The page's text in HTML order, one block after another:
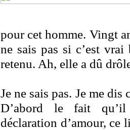
pour cet homme. Vingt
ne sais pas si c’est
retenu. Ah, elle a dû
Je ne sais pas. Je me dis
D’abord le fait qu’il
déclaration d’amour, ce